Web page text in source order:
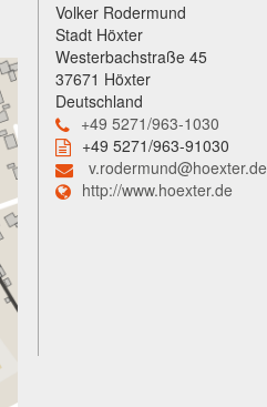
Volker Rodermund
Stadt Höxter
Westerbachstraße 45
37671 Höxter
Deutschland
+49 5271/963-1030
+49 5271/963-91030
v.rodermund@hoexter.de
http://www.hoexter.de